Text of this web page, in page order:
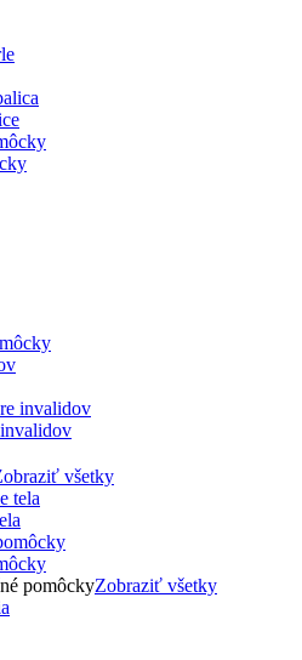
všetky
pomôckyZobraziť všetky